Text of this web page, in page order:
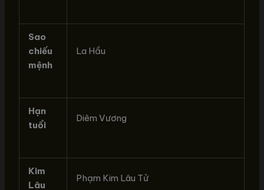
Sao
chiếu
mệnh
La Hầu
Hạn
tuổi
Diêm Vương
Kim
Lâu
Phạm Kim Lâu Tử